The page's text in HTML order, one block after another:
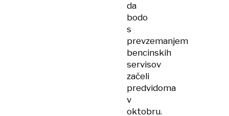
da
bodo
s
prevzemanjem
bencinskih
servisov
začeli
predvidoma
v
oktobru.